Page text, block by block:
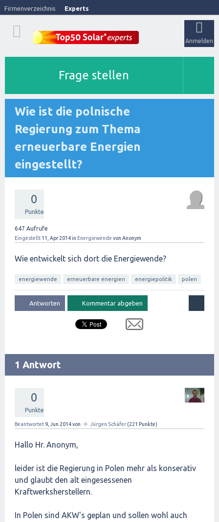
Firmenverzeichnis Experts
Anmelden
Frage stellen
Wie ist die polnische
Regierung zum Thema
erneuerbare Energien
eingestellt?
0
Punkte
647 Aufrufe
Eingestellt 11, Apr 2014in Energiewende von Anonym
Wie entwickelt sich dort die Energiewende?
energiewende erneuerbare energien energiepolitik polen
1 Antwort
0
Punkte
Beantwortet 9, Jun 2014von ✦ Jürgen Schäfer (221 Punkte)
Hallo Hr. Anonym,
leider ist die Regierung in Polen mehr als konserativ
und glaubt den alt eingesessenen
Kraftwerksherstellern.
In Polen sind AKW's geplan und sollen wohl auch